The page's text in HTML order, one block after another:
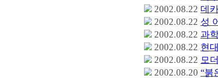
2002.08.22 데
2002.08.22 성
2002.08.22 과
2002.08.22 현
2002.08.22 모
2002.08.20 “붉